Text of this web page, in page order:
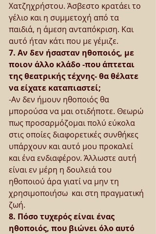
Χατζηχρήστου. Άσβεστο κρατάει το
γέλιο και η συμμετοχή από τα
παιδιά, η άμεση ανταπόκριση. Και
αυτό ήταν κάτι που με γέμιζε.
7. Αν δεν ήσασταν ηθοποιός, με
ποιον άλλο κλάδο -που άπτεται
της θεατρικής τέχνης- θα θέλατε
να είχατε καταπιαστεί;
-Αν δεν ήμουν ηθοποιός θα
μπορούσα να μαι οτιδήποτε. Θεωρώ
πως προσαρμόζομαι πολύ εύκολα
στις οποίες διαφορετικές συνθήκες
υπάρχουν και αυτό μου προκαλεί
και ένα ενδιαφέρον. Άλλωστε αυτή
είναι εν μέρη η δουλειά του
ηθοποιού άρα γιατί να μην τη
χρησιμοποιήσω  και στη πραγματική
ζωή.
8. Πόσο τυχερός είναι ένας
ηθοποιός, που βιώνει όλο αυτό